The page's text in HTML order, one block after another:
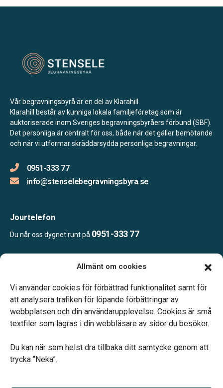
Allmänt om cookies
Vi använder cookies för förbättrad funktionalitet samt för
att analysera trafiken för löpande förbättringar av
webbplatsen och din användarupplevelse. Cookies är små
textfiler som lagras i din webbläsare av sidor du besöker.
Du kan när som helst dra tillbaka ditt samtycke genom att
trycka “Neka”.
Vår begravningsbyrå är en del av Klarahill.
Klarahill består av kunniga lokala familjeföretag som är
auktoriserade inom Sveriges begravningsbyråers förbund (SBF).
Det personliga är centralt för oss, både när det gäller bemötande
och när vi utformar skräddarsydda personliga begravningar.
0951-333 77
info@stenselebegravningsbyra.se
Jourtelefon
Du når oss dygnet runt på 0951-333 77
Ring eller mejla oss för att boka en tid.
Vårt systerbolag Verahill hjälper dig med familjejuridiken –